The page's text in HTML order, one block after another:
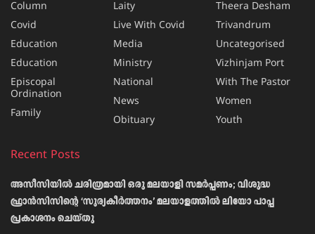
Column
Covid
Education
Education
Episcopal
Ordination
Family
Laity
Live With Covid
Media
Ministry
National
News
Obituary
Theera Desham
Trivandrum
Uncategorised
Vizhinjam Port
With The Pastor
Women
Youth
Recent Posts
അസീസിയിൽ ചരിത്രമായി ഒരു മലയാളി സമർപ്പണം; വിശുദ്ധ
ഫ്രാൻസിസിന്റെ ‘സൂര്യകീർത്തനം’ മലയാളത്തിൽ ലിയോ പാപ്പ
പ്രകാശനം ചെയ്തു